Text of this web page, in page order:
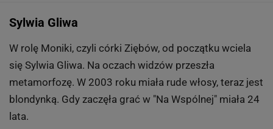
Sylwia Gliwa
W rolę Moniki, czyli córki Ziębów, od początku wciela
się Sylwia Gliwa. Na oczach widzów przeszła
metamorfozę. W 2003 roku miała rude włosy, teraz jest
blondynką. Gdy zaczęła grać w "Na Wspólnej" miała 24
lata.